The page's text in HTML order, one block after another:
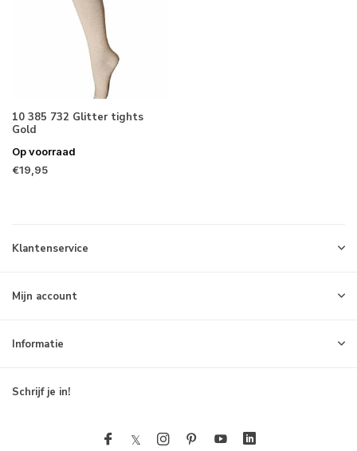
10 385 732 Glitter tights
Gold
Op voorraad
€19,95
Klantenservice
Mijn account
Informatie
Schrijf je in!